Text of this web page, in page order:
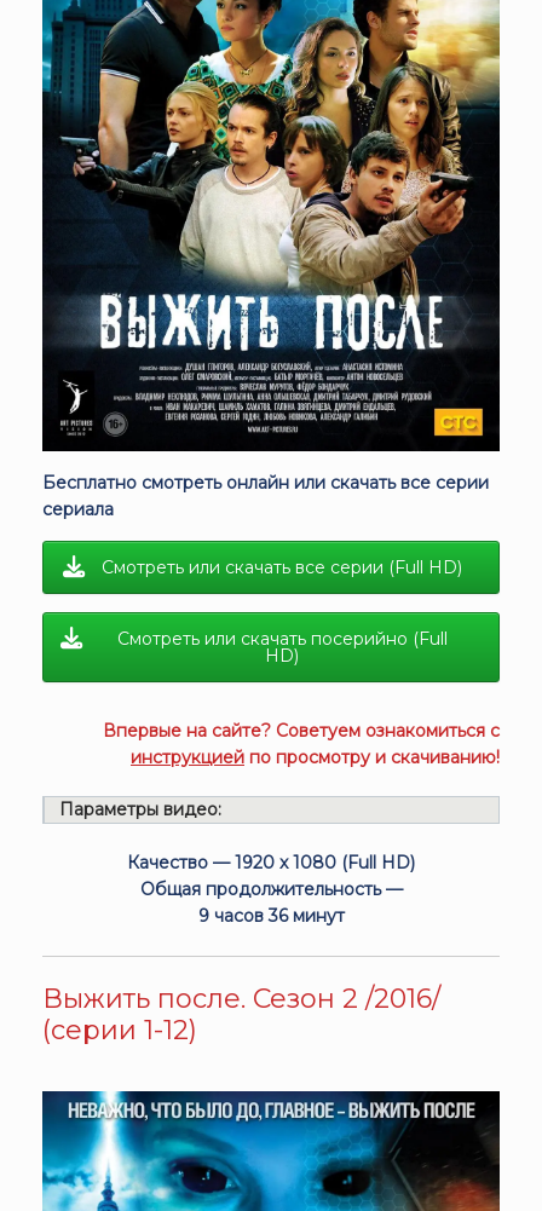
Бесплатно смотреть онлайн или скачать все серии
сериала
Смотреть или скачать все серии (Full HD)
Смотреть или скачать посерийно (Full
HD)
Впервые на сайте? Советуем ознакомиться с
инструкцией по просмотру и скачиванию!
Параметры видео:
Качество — 1920 x 1080 (Full HD)
Общая продолжительность —
9 часов 36 минут
Выжить после. Сезон 2 /2016/
(серии 1-12)